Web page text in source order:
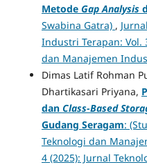
Metode Gap Analysis
Swabina Gatra) ,
Industri Terapan: Vol.
dan Manajemen
Dimas Latif Rohman
Dhartikasari Priyana,
dan Class-Based
Gudang Seragam:
Teknologi dan
4 (2025): Jurnal